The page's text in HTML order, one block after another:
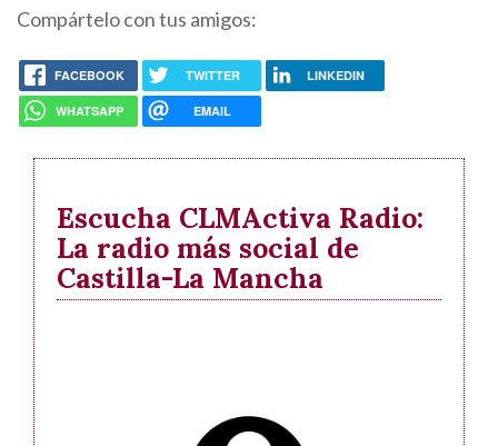
Compártelo con tus amigos:
FACEBOOK TWITTER LINKEDIN
WHATSAPP EMAIL
Escucha CLMActiva Radio:
La radio más social de
Castilla-La Mancha